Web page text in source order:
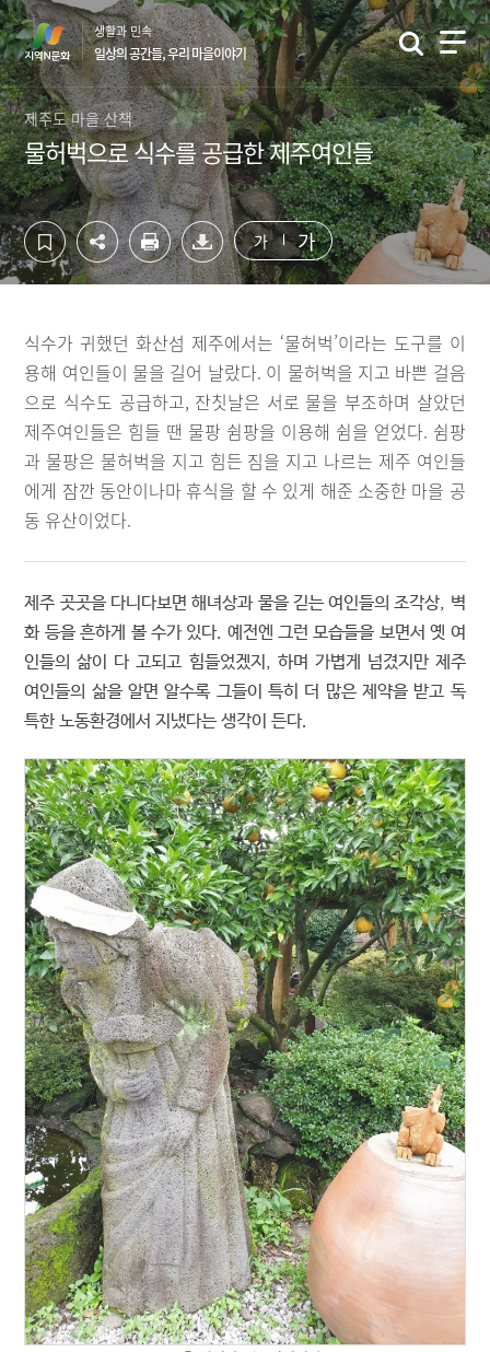
컨
텐
츠
영
역
바
로
가
기
하
단
영
역
바
로
가
기
생활과 민속
일상의 공간들, 우리 마을이야기
제주도 마을 산책
물허벅으로 식수를 공급한 제주여인들
가 가
식수가 귀했던 화산섬 제주에서는 ‘물허벅’이라는 도구를 이
용해 여인들이 물을 길어 날랐다. 이 물허벅을 지고 바쁜 걸음
으로 식수도 공급하고, 잔칫날은 서로 물을 부조하며 살았던
제주여인들은 힘들 땐 물팡 쉼팡을 이용해 쉼을 얻었다. 쉼팡
과 물팡은 물허벅을 지고 힘든 짐을 지고 나르는 제주 여인들
에게 잠깐 동안이나마 휴식을 할 수 있게 해준 소중한 마을 공
동 유산이었다.
제주 곳곳을 다니다보면 해녀상과 물을 긷는 여인들의 조각상, 벽
화 등을 흔하게 볼 수가 있다. 예전엔 그런 모습들을 보면서 옛 여
인들의 삶이 다 고되고 힘들었겠지, 하며 가볍게 넘겼지만 제주
여인들의 삶을 알면 알수록 그들이 특히 더 많은 제약을 받고 독
특한 노동환경에서 지냈다는 생각이 든다.